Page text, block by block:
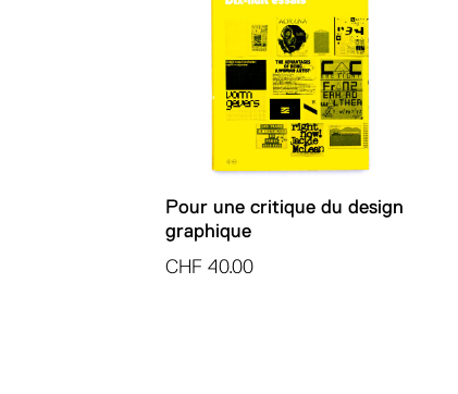
Pour une critique du design
graphique
CHF 40.00